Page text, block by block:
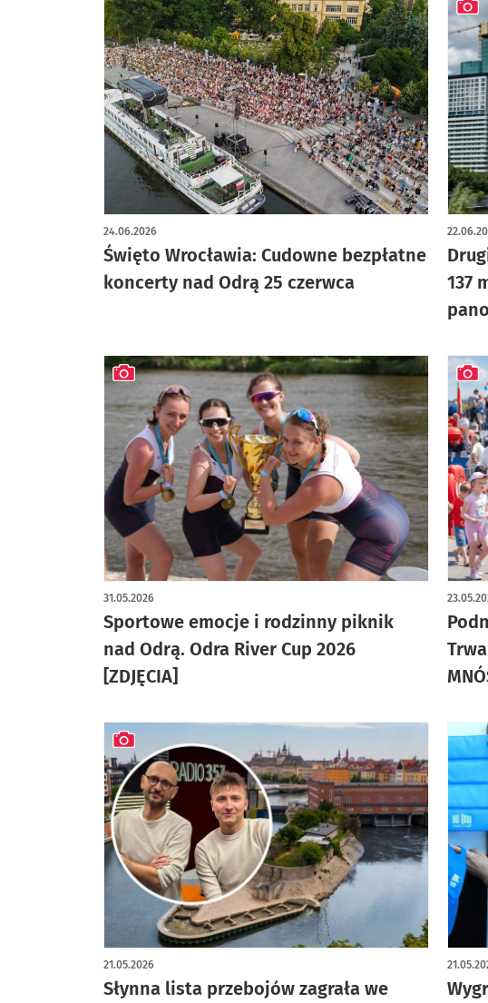
Święto Wrocławia: Cudowne bezpłatne
koncerty nad Odrą 25 czerwca
24.06.2026
137
Sportowe emocje i rodzinny piknik
nad Odrą. Odra River Cup 2026
[ZDJĘCIA]
31.05.2026
artykuł z galerią zdjęć
Słynna lista przebojów zagrała we
21.05.2026
artykuł z galerią zdjęć